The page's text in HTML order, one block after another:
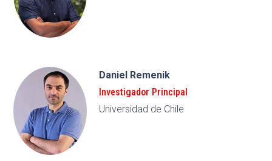
Daniel Remenik
Investigador Principal
Universidad de Chile